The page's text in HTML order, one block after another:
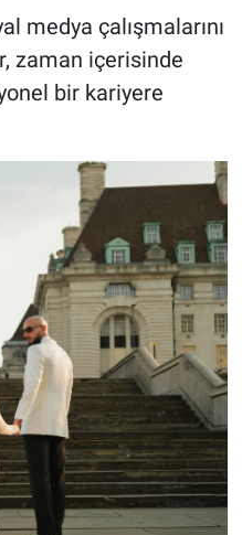
medya çalışmalarını
zaman içerisinde
bir kariyere